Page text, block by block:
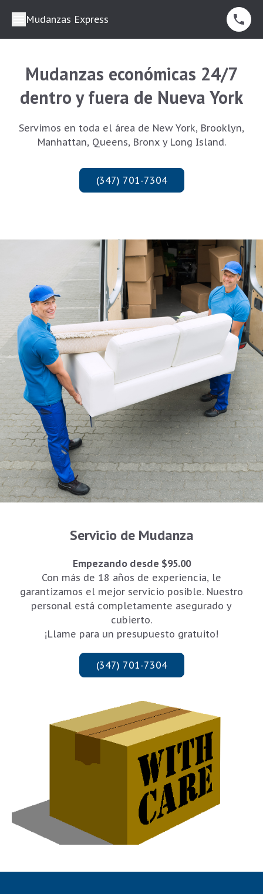
Mudanzas Express
Mudanzas económicas 24/7
dentro y fuera de Nueva York
Servimos en toda el área de New York, Brooklyn,
Manhattan, Queens, Bronx y Long Island.
(347) 701-7304
Servicio de Mudanza
Empezando desde $95.00
Con más de 18 años de experiencia, le
garantizamos el mejor servicio posible. Nuestro
personal está completamente asegurado y
cubierto.
¡Llame para un presupuesto gratuito!
(347) 701-7304